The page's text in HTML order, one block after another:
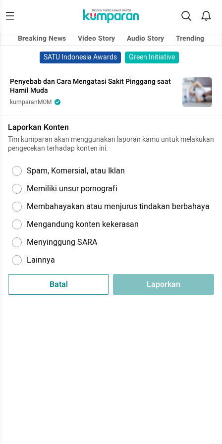
Breaking News Video Story Audio Story
Trending
SATU Indonesia Awards
Green Initiative
Penyebab dan Cara Mengatasi Sakit Pinggang saat
Hamil Muda
kumparanMOM
Laporkan Konten
Tim kumparan akan menggunakan laporan kamu untuk melakukan
pengecekan terhadap konten ini.
Spam, Komersial, atau Iklan
Memiliki unsur pornografi
Membahayakan atau menjurus tindakan berbahaya
Mengandung konten kekerasan
Menyinggung SARA
Lainnya
Batal Laporkan